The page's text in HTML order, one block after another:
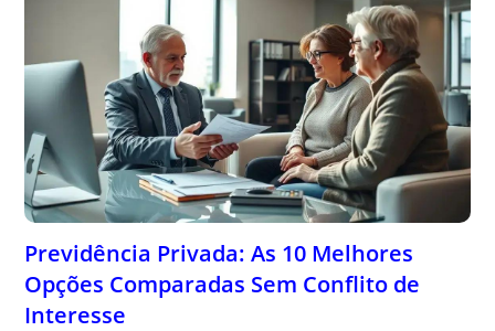
Previdência Privada: As 10 Melhores
Opções Comparadas Sem Conflito de
Interesse